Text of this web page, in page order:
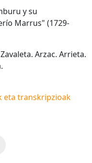
y su
Marrus" (1729-
Arzac. Arrieta.
eta transkripzioak